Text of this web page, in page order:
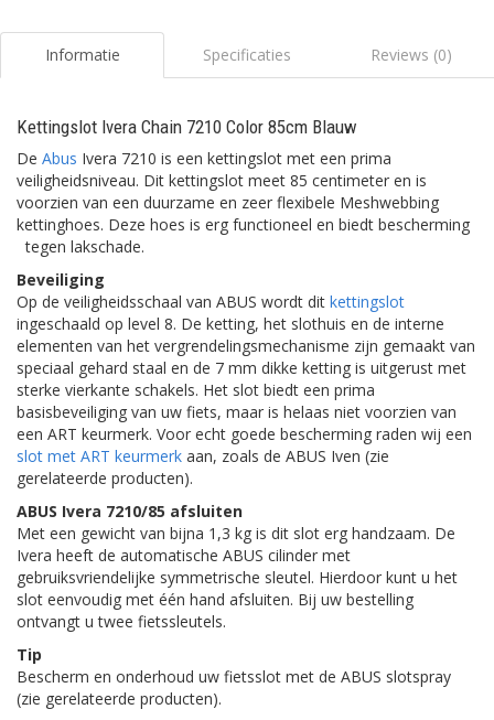
Informatie Specificaties Reviews (0)
Kettingslot Ivera Chain 7210 Color 85cm Blauw
De Abus Ivera 7210 is een kettingslot met een prima
veiligheidsniveau. Dit kettingslot meet 85 centimeter en is
voorzien van een duurzame en zeer flexibele Meshwebbing
kettinghoes. Deze hoes is erg functioneel en biedt bescherming
tegen lakschade.
Beveiliging
Op de veiligheidsschaal van ABUS wordt dit kettingslot
ingeschaald op level 8. De ketting, het slothuis en de interne
elementen van het vergrendelingsmechanisme zijn gemaakt van
speciaal gehard staal en de 7 mm dikke ketting is uitgerust met
sterke vierkante schakels. Het slot biedt een prima
basisbeveiliging van uw fiets, maar is helaas niet voorzien van
een ART keurmerk. Voor echt goede bescherming raden wij een
slot met ART keurmerk aan, zoals de ABUS Iven (zie
gerelateerde producten).
ABUS Ivera 7210/85 afsluiten
Met een gewicht van bijna 1,3 kg is dit slot erg handzaam. De
Ivera heeft de automatische ABUS cilinder met
gebruiksvriendelijke symmetrische sleutel. Hierdoor kunt u het
slot eenvoudig met één hand afsluiten. Bij uw bestelling
ontvangt u twee fietssleutels.
Tip
Bescherm en onderhoud uw fietsslot met de ABUS slotspray
(zie gerelateerde producten).